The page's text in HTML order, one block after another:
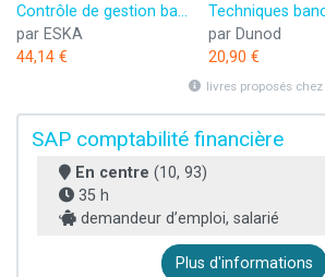
Contrôle de gestion bancaire 9ème édition
par ESKA
44,14 €
par Dunod
20,90 €
livres proposés
SAP comptabilité financière
En centre (10, 93)
35 h
demandeur d’emploi, salarié
Plus d'informations